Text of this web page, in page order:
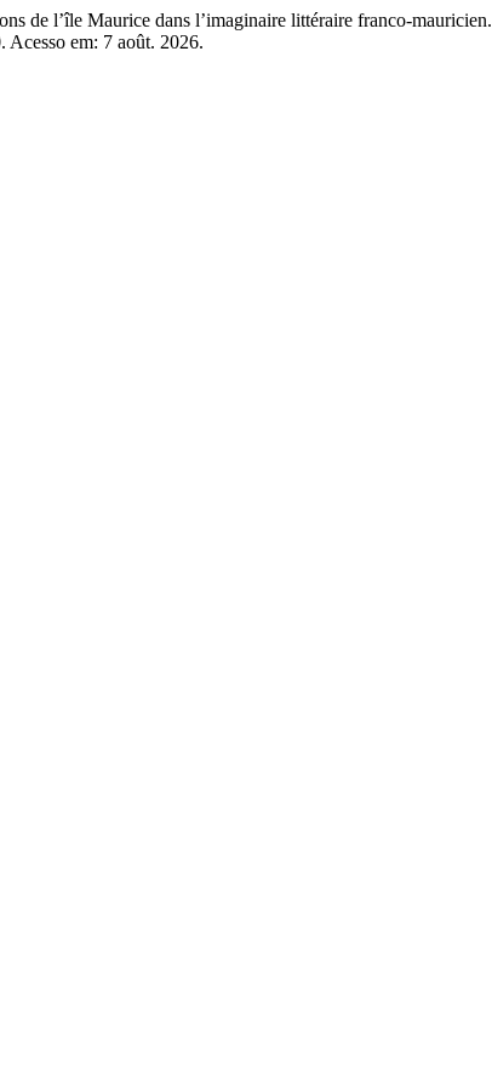
de l’île Maurice dans l’imaginaire littéraire franco‑mauricien.
em: 7 août. 2026.